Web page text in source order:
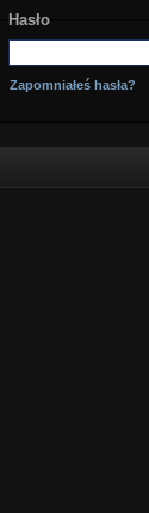
Hasło
Zapomniałeś hasła?